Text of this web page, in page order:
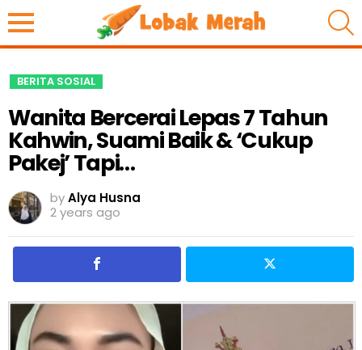
BERITA SOSIAL
Wanita Bercerai Lepas 7 Tahun
Kahwin, Suami Baik & ‘Cukup
Pakej’ Tapi…
byAlya Husna
2 years ago